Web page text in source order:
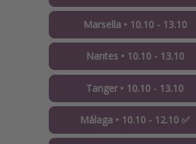
Marsella ‣ 10.10 - 13.10
Nantes ‣ 10.10 - 13.10
Tanger ‣ 10.10 - 13.10
Málaga ‣ 10.10 - 12.10 ✅